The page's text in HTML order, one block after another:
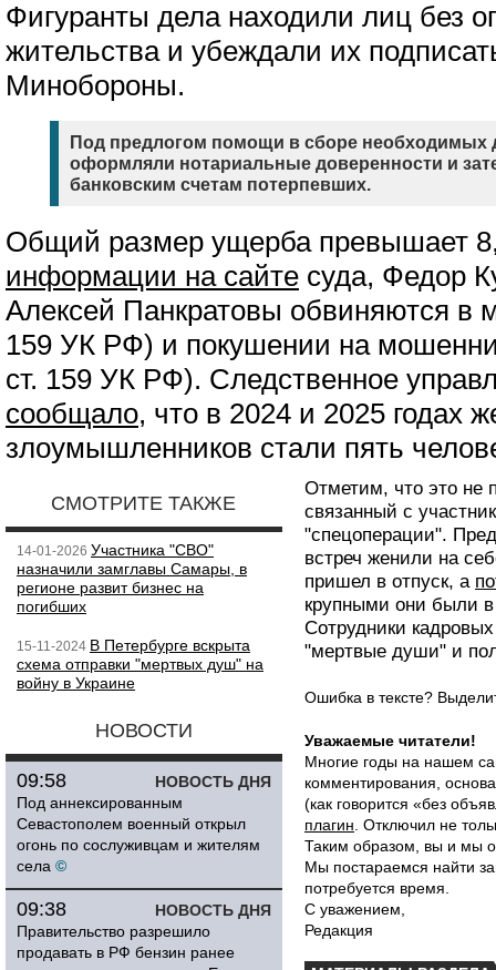
Фигуранты дела находили лиц без
жительства и убеждали их
Минобороны.
Под предлогом помощи в сборе необходимых
оформляли нотариальные доверенности и
банковским счетам потерпевших.
Общий размер ущерба превышает
информации на сайте суда, Федор
Алексей Панкратовы обвиняются в
159 УК РФ) и покушении на
ст. 159 УК РФ). Следственное
сообщало, что в 2024 и 2025 годах
злоумышленников стали пять
СМОТРИТЕ ТАКЖЕ
14-01-2026 Участника "СВО"
назначили замглавы Самары, в
регионе развит бизнес на
погибших
15-11-2024 В Петербурге вскрыта
схема отправки "мертвых душ" на
войну в Украине
НОВОСТИ
НОВОСТЬ ДНЯ
09:58
Под аннексированным
Севастополем военный открыл
огонь по сослуживцам и жителям
села ©
НОВОСТЬ ДНЯ
09:38
Правительство разрешило
продавать в РФ бензин ранее
Отметим, что это не
связанный с
"спецоперации".
встреч женили на
пришел в отпуск, а
крупными они были
Сотрудники
"мертвые души" и
Ошибка в тексте?
Уважаемые читатели!
Многие годы на нашем
комментирования,
(как говорится «без
плагин . Отключил не
Таким образом, вы и мы
Мы постараемся найти
потребуется время.
С уважением,
Редакция